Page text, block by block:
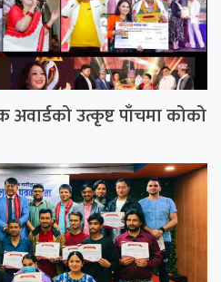
उत्कृष्ट पाँचमा कोको